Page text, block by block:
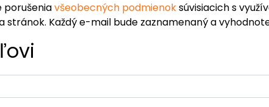
porušeniavšeobecných podmienoksúvisiacich s
Každý e-mail bude zaznamenaný a